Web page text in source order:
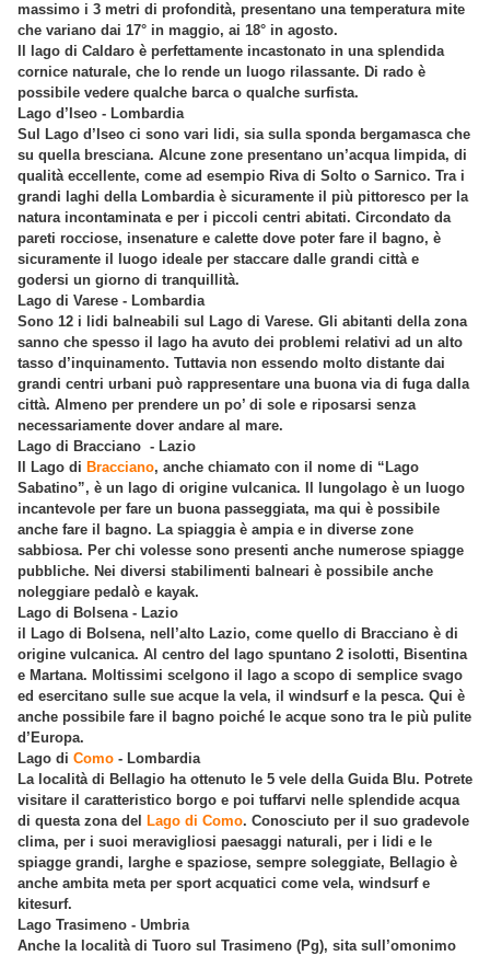
massimo i 3 metri di profondità, presentano una temperatura mite
che variano dai 17° in maggio, ai 18° in agosto.
Il lago di Caldaro è perfettamente incastonato in una splendida
cornice naturale, che lo rende un luogo rilassante. Di rado è
possibile vedere qualche barca o qualche surfista.
Lago d’Iseo - Lombardia
Sul Lago d’Iseo ci sono vari lidi, sia sulla sponda bergamasca che
su quella bresciana. Alcune zone presentano un’acqua limpida, di
qualità eccellente, come ad esempio Riva di Solto o Sarnico. Tra i
grandi laghi della Lombardia è sicuramente il più pittoresco per la
natura incontaminata e per i piccoli centri abitati. Circondato da
pareti rocciose, insenature e calette dove poter fare il bagno, è
sicuramente il luogo ideale per staccare dalle grandi città e
godersi un giorno di tranquillità.
Lago di Varese - Lombardia
Sono 12 i lidi balneabili sul Lago di Varese. Gli abitanti della zona
sanno che spesso il lago ha avuto dei problemi relativi ad un alto
tasso d’inquinamento. Tuttavia non essendo molto distante dai
grandi centri urbani può rappresentare una buona via di fuga dalla
città. Almeno per prendere un po’ di sole e riposarsi senza
necessariamente dover andare al mare.
Lago di Bracciano - Lazio
Il Lago di Bracciano, anche chiamato con il nome di “Lago
Sabatino”, è un lago di origine vulcanica. Il lungolago è un luogo
incantevole per fare un buona passeggiata, ma qui è possibile
anche fare il bagno. La spiaggia è ampia e in diverse zone
sabbiosa. Per chi volesse sono presenti anche numerose spiagge
pubbliche. Nei diversi stabilimenti balneari è possibile anche
noleggiare pedalò e kayak.
Lago di Bolsena - Lazio
il Lago di Bolsena, nell’alto Lazio, come quello di Bracciano è di
origine vulcanica. Al centro del lago spuntano 2 isolotti, Bisentina
e Martana. Moltissimi scelgono il lago a scopo di semplice svago
ed esercitano sulle sue acque la vela, il windsurf e la pesca. Qui è
anche possibile fare il bagno poiché le acque sono tra le più pulite
d’Europa.
Lago di Como - Lombardia
La località di Bellagio ha ottenuto le 5 vele della Guida Blu. Potrete
visitare il caratteristico borgo e poi tuffarvi nelle splendide acqua
di questa zona del
Lago di Como. Conosciuto per il suo gradevole
clima, per i suoi meravigliosi paesaggi naturali, per i lidi e le
spiagge grandi, larghe e spaziose, sempre soleggiate, Bellagio è
anche ambita meta per sport acquatici come vela, windsurf e
kitesurf.
Lago Trasimeno - Umbria
Anche la località di Tuoro sul Trasimeno (Pg), sita sull’omonimo